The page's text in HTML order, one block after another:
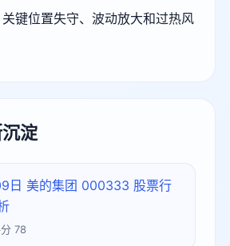
键位置失守、波动放大和过热风
淀
日 美的集团 000333 股票行
78